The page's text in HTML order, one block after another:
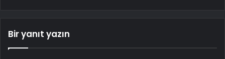
Bir yanıt yazın